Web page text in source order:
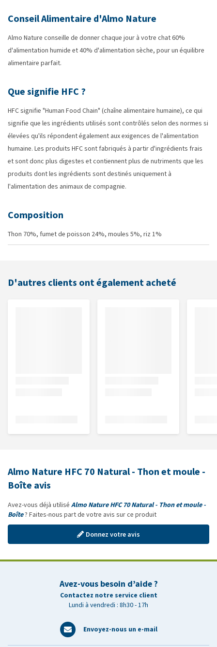
Conseil Alimentaire d'Almo Nature
Almo Nature conseille de donner chaque jour à votre chat 60%
d'alimentation humide et 40% d'alimentation sèche, pour un équilibre
alimentaire parfait.
Que signifie HFC ?
HFC signifie "Human Food Chain" (chaîne alimentaire humaine), ce qui
signifie que les ingrédients utilisés sont contrôlés selon des normes si
élevées qu'ils répondent également aux exigences de l'alimentation
humaine. Les produits HFC sont fabriqués à partir d'ingrédients frais
et sont donc plus digestes et contiennent plus de nutriments que les
produits dont les ingrédients sont destinés uniquement à
l'alimentation des animaux de compagnie.
Composition
Thon 70%, fumet de poisson 24%, moules 5%, riz 1%
D'autres clients ont également acheté
Almo Nature HFC 70 Natural - Thon et moule -
Boîte avis
Avez-vous déjà utilisé Almo Nature HFC 70 Natural - Thon et moule -
Boîte? Faites-nous part de votre avis sur ce produit
Donnez votre avis
Avez-vous besoin d’aide ?
Contactez notre service client
Lundi à vendredi : 8h30 - 17h
Envoyez-nous un e-mail